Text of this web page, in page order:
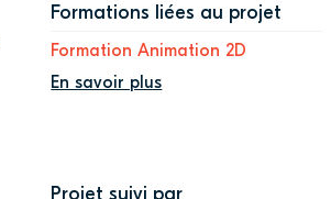
Projet suivi par
Formations liées au projet
Formation Animation 2D
En savoir plus